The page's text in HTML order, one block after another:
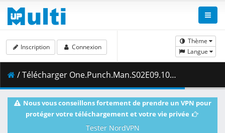
Thème
Langue
Inscription Connexion
/ Télécharger One.Punch.Man.S02E09.1080p.Blu-Ray.10-Bit.Dual-Audio.DTS-HD.x265-iAHD.mkv.002 ( 394.84 MB )
Nous vous conseillons fortement de prendre un VPN pour
protéger votre téléchargement et votre vie privée
Tester NordVPN